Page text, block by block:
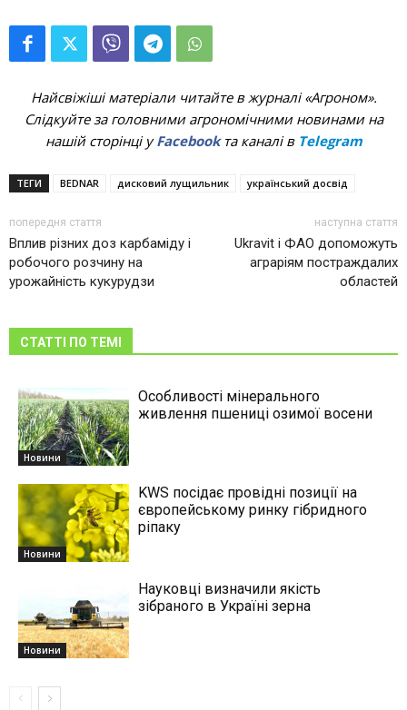
Найсвіжіші матеріали читайте в журналі «Агроном».
Слідкуйте за головними агрономічними новинами на
нашій сторінці уFacebookта каналі в Telegram
ТЕГИ BEDNAR дисковий лущильник український досвід
попередня стаття
Вплив різних доз карбаміду і
робочого розчину на
урожайність кукурудзи
наступна стаття
Ukravit і ФАО допоможуть
аграріям постраждалих
областей
СТАТТІ ПО ТЕМІ
Новини
Особливості мінерального
живлення пшениці озимої восени
Новини
KWS посідає провідні позиції на
європейському ринку гібридного
ріпаку
Новини
Науковці визначили якість
зібраного в Україні зерна